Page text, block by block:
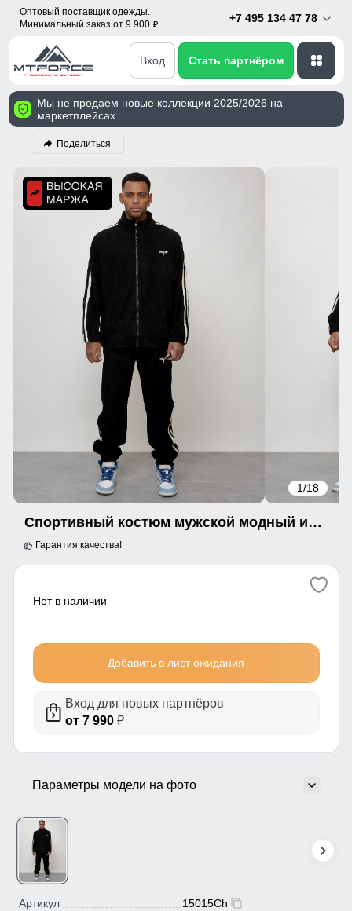
Оптовый поставщик одежды.
Минимальный заказ от 9 900 p
+7 495 134 47 78
Вход Стать партнёром
Мы не продаем новые коллекции 2025/2026 на
маркетплейсах.
Поделиться
1/18
Спортивный костюм мужской модный из микровельвета черного цвета 15015Ch
Гарантия качества!
Нет в наличии
Добавить в лист ожидания
Вход для новых партнёров
от 7 990₽
Параметры модели на фото
Артикул
15015Ch